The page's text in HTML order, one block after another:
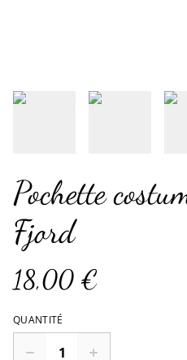
Pochette
Fjord
18,00 €
QUANTITÉ